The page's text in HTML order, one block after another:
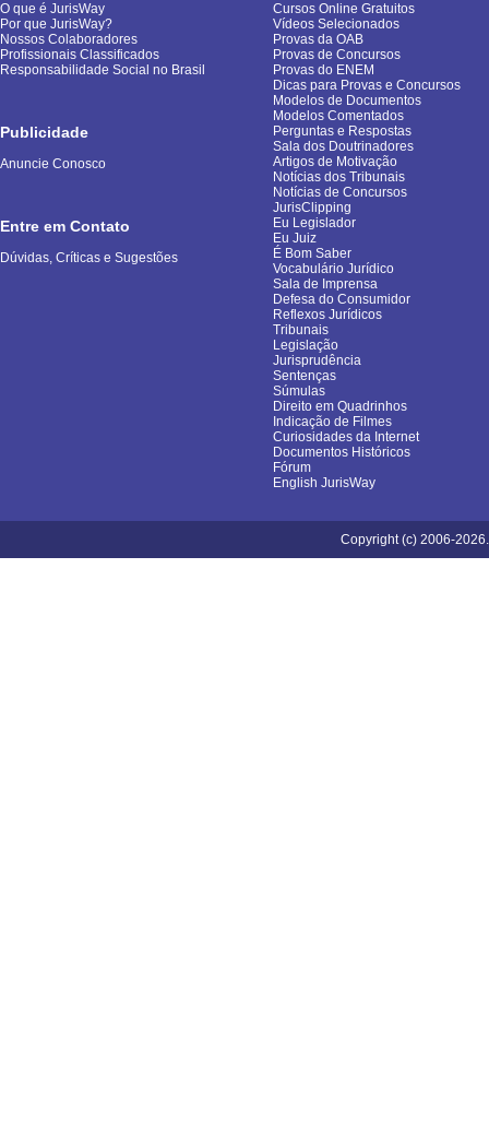
O que é JurisWay
Por que JurisWay?
Nossos Colaboradores
Profissionais Classificados
Responsabilidade Social no Brasil
Publicidade
Anuncie Conosco
Entre em Contato
Dúvidas, Críticas e Sugestões
Cursos Online Gratuitos
Vídeos Selecionados
Provas da OAB
Provas de Concursos
Provas do ENEM
Dicas para Provas e Concursos
Modelos de Documentos
Modelos Comentados
Perguntas e Respostas
Sala dos Doutrinadores
Artigos de Motivação
Notícias dos Tribunais
Notícias de Concursos
JurisClipping
Eu Legislador
Eu Juiz
É Bom Saber
Vocabulário Jurídico
Sala de Imprensa
Defesa do Consumidor
Reflexos Jurídicos
Tribunais
Legislação
Jurisprudência
Sentenças
Súmulas
Direito em Quadrinhos
Indicação de Filmes
Curiosidades da Internet
Documentos Históricos
Fórum
English JurisWay
Copyright (c) 2006-